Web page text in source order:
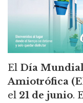
El Día
Amiotrófica
el 21 de junio.